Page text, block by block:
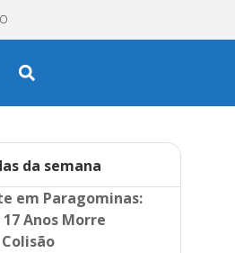
da semana
em Paragominas:
Anos Morre